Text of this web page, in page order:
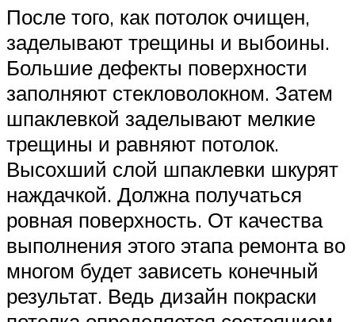
После того, как потолок очищен,
заделывают трещины и выбоины.
Большие дефекты поверхности
заполняют стекловолокном. Затем
шпаклевкой заделывают мелкие
трещины и равняют потолок.
Высохший слой шпаклевки шкурят
наждачкой. Должна получаться
ровная поверхность. От качества
выполнения этого этапа ремонта во
многом будет зависеть конечный
результат. Ведь дизайн покраски